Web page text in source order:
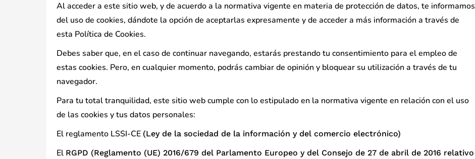
Al acceder a este sitio web, y de acuerdo a la normativa vigente en materia de protección de datos, te informamos
del uso de cookies, dándote la opción de aceptarlas expresamente y de acceder a más información a través de
esta Política de Cookies.
Debes saber que, en el caso de continuar navegando, estarás prestando tu consentimiento para el empleo de
estas cookies. Pero, en cualquier momento, podrás cambiar de opinión y bloquear su utilización a través de tu
navegador.
Para tu total tranquilidad, este sitio web cumple con lo estipulado en la normativa vigente en relación con el uso
de las cookies y tus datos personales:
El reglamento LSSI-CE (Ley de la sociedad de la información y del comercio electrónico)
El RGPD (Reglamento (UE) 2016/679 del Parlamento Europeo y del Consejo de 27 de abril de 2016 relativo